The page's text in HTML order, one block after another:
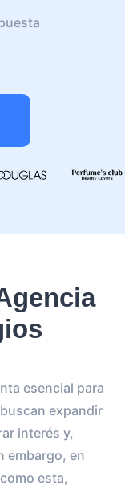
esencial para
expandir
interés y,
embargo, en
esta,